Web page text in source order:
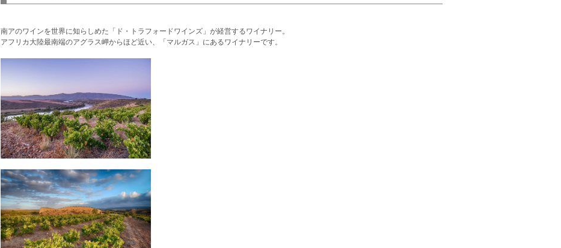
南アのワインを世界に知らしめた「ド・トラフォードワインズ」が経営するワイナリー。
アフリカ大陸最南端のアグラス岬からほど近い、「マルガス」にあるワイナリーです。